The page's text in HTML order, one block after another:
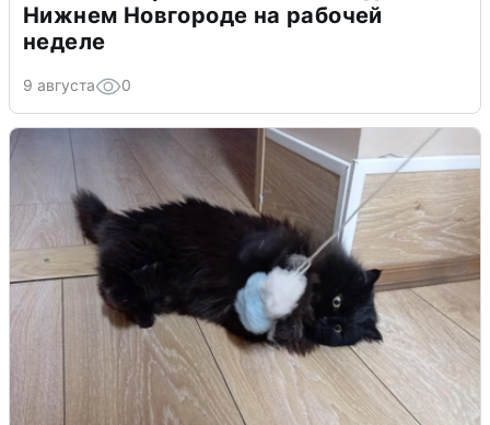
Нижнем Новгороде на рабочей
неделе
9 августа 0